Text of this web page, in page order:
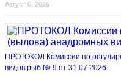
Август 6, 2026
ПРОТОКОЛ Комиссии по
видов рыб № 9 от 31.07.2026